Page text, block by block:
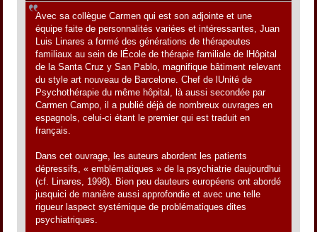
Avec sa collègue Carmen qui est son adjointe et une
équipe faite de personnalités variées et intéressantes, Juan
Luis Linares a formé des générations de thérapeutes
familiaux au sein de lÉcole de thérapie familiale de lHôpital
de la Santa Cruz y San Pablo, magnifique bâtiment relevant
du style art nouveau de Barcelone. Chef de lUnité de
Psychothérapie du même hôpital, là aussi secondée par
Carmen Campo, il a publié déjà de nombreux ouvrages en
espagnols, celui-ci étant le premier qui est traduit en
français.
Dans cet ouvrage, les auteurs abordent les patients
dépressifs, « emblématiques » de la psychiatrie daujourdhui
(cf. Linares, 1998). Bien peu dauteurs européens ont abordé
jusquici de manière aussi approfondie et avec une telle
rigueur laspect systémique de problématiques dites
psychiatriques.